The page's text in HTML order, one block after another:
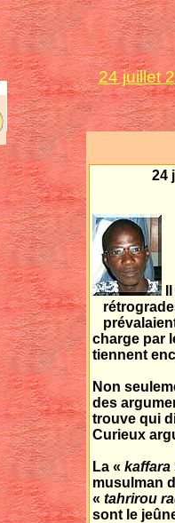
24 juillet
24
charge par
tiennent
Non
des
trouve qui
Curieux
La « kaffara
musulman
« tahrirou
sont le